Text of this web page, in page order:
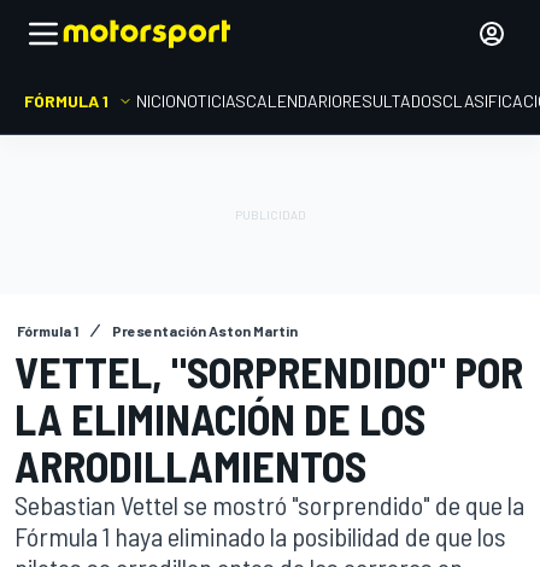
FÓRMULA 1 INICIONOTICIASCALENDARIORESULTADOS
Fórmula 1 Presentación Aston Martin
VETTEL, "SORPRENDIDO" POR
LA ELIMINACIÓN DE LOS
ARRODILLAMIENTOS
Sebastian Vettel se mostró "sorprendido" de que la
Fórmula 1 haya eliminado la posibilidad de que los